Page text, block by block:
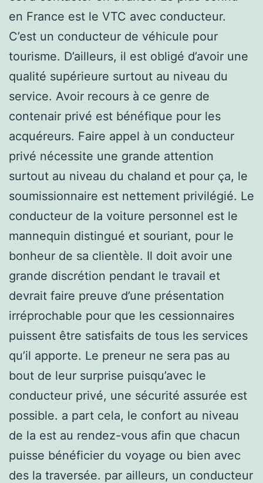
en France est le VTC avec conducteur.
C’est un conducteur de véhicule pour
tourisme. D’ailleurs, il est obligé d’avoir une
qualité supérieure surtout au niveau du
service. Avoir recours à ce genre de
contenair privé est bénéfique pour les
acquéreurs. Faire appel à un conducteur
privé nécessite une grande attention
surtout au niveau du chaland et pour ça, le
soumissionnaire est nettement privilégié. Le
conducteur de la voiture personnel est le
mannequin distingué et souriant, pour le
bonheur de sa clientèle. Il doit avoir une
grande discrétion pendant le travail et
devrait faire preuve d’une présentation
irréprochable pour que les cessionnaires
puissent être satisfaits de tous les services
qu’il apporte. Le preneur ne sera pas au
bout de leur surprise puisqu’avec le
conducteur privé, une sécurité assurée est
possible. a part cela, le confort au niveau
de la est au rendez-vous afin que chacun
puisse bénéficier du voyage ou bien avec
des la traversée. par ailleurs, un conducteur